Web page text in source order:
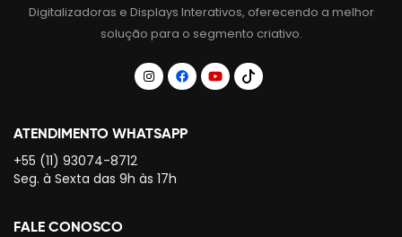
Digitalizadoras e Displays Interativos, oferecendo a melhor
solução para o segmento criativo.
ATENDIMENTO WHATSAPP
+55 (11) 93074-8712
Seg. à Sexta das 9h às 17h
FALE CONOSCO